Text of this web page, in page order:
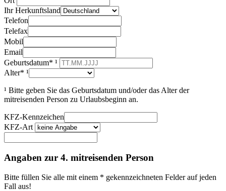
Ihr Herkunftsland
Telefon
Telefax
Mobil
Email
Geburtsdatum* ¹
Alter* ¹
¹ Bitte geben Sie das Geburtsdatum und/oder das Alter der
mitreisenden Person zu Urlaubsbeginn an.
KFZ-Kennzeichen
KFZ-Art
Angaben zur 4. mitreisenden Person
Bitte füllen Sie alle mit einem * gekennzeichneten Felder auf jeden
Fall aus!